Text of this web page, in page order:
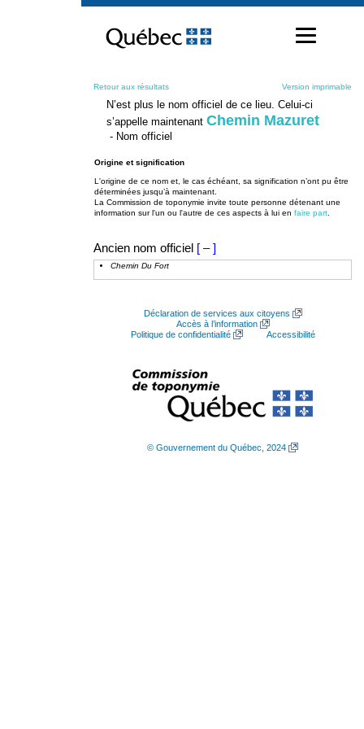
contenu
Retour aux résultats Version imprimable
N’est plus le nom officiel de ce lieu. Celui-ci
s’appelle maintenant Chemin Mazuret
- Nom officiel
Origine et signification
L'origine de ce nom et, le cas échéant, sa signification n’ont pu être
déterminées jusqu’à maintenant.
La Commission de toponymie invite toute personne détenant une
information sur l'un ou l'autre de ces aspects à lui en faire part
Ancien nom officiel [ – ]
Chemin Du Fort
Déclaration de services aux citoyens
Accès à l’information
Politique de confidentialité
Accessibilité
© Gouvernement du Québec, 2024